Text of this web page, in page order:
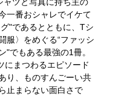
一番おシャレでイケて
"であるとともに、Tシ
服〉をめぐる“ファッシ
"でもある最強の1冊。
にまつわるエピソード
り、ものすんごーい共
まらない面白さで